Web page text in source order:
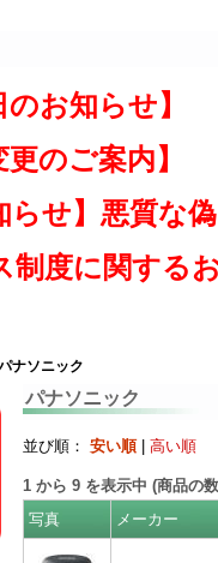
のお知らせ】
更のご案内】
らせ】悪質な
制度に関する
ナソニック
パナソニック
並び順： 安い順| 高い順
1 から 9 を表示中 (商品の
写真
メーカー